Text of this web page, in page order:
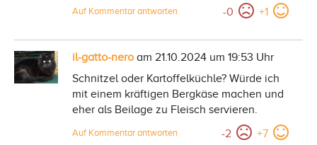
-0 +1
Auf Kommentar antworten
il-gatto-nero am 21.10.2024 um 19:53 Uhr
Schnitzel oder Kartoffelküchle? Würde ich
mit einem kräftigen Bergkäse machen und
eher als Beilage zu Fleisch servieren.
-2 +7
Auf Kommentar antworten